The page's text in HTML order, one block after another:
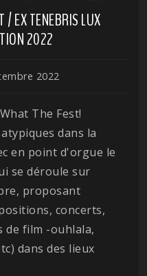
/ EX TENEBRIS LUX
2022
2022
The Fest!
dans la
en point d'orgue le
se déroule sur
proposant
concerts,
de film -ouhlala,
dans des lieux